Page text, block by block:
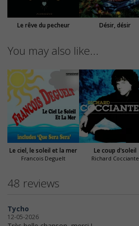
Le rêve du pecheur Désir, désir
You may also like...
Le ciel, le soleil et la mer
Francois Deguelt
Le coup d'soleil
Richard Cocciante
48 reviews
Tycho
12-05-2026